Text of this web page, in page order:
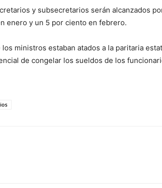
y subsecretarios serán alcanzados
enero y un 5 por ciento en febrero.
ministros estaban atados a la paritaria
de congelar los sueldos de los